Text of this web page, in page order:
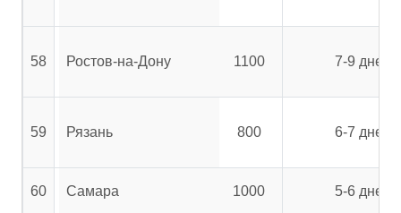
58 Ростов-на-Дону 1100 7-9 дней
59 Рязань 800 6-7 дней
60 Самара 1000 5-6 дней